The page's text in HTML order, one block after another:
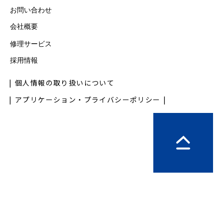
お問い合わせ
会社概要
修理サービス
採用情報
個人情報の取り扱いについて
アプリケーション・プライバシーポリシー